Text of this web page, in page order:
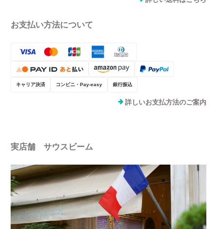
お支払い方法について
キャリア決済 コンビニ・Pay-easy 銀行振込
詳しいお支払方法のご案内
実店舗 サウスビーム